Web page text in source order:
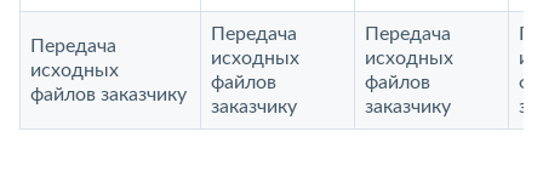
Передача
исходных
файлов заказчику
Передача
исходных
файлов
заказчику
Передача
исходных
файлов
заказчику